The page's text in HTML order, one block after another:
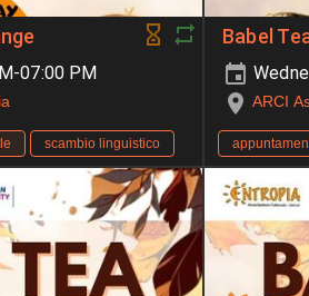
07:00 PM
scambio linguistico
Babel
ARCI